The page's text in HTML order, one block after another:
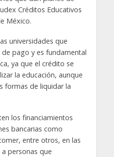
Créditos Educativos
México.
universidades que
pago y es fundamental
ya que el crédito se
la educación, aunque
formas de liquidar la
los financiamientos
bancarias como
entre otros, en las
personas que